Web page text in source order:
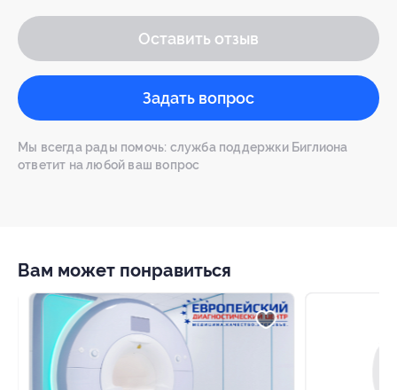
Оставить отзыв
Задать вопрос
Мы всегда рады помочь: служба поддержки Биглиона
ответит на любой ваш вопрос
Вам может понравиться